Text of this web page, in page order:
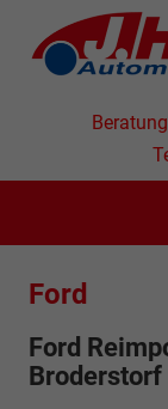
Ford
Ford